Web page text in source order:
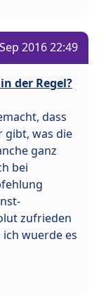
2016 22:49
der Regel?
dass
gibt, was die
ganz
bei
zufrieden
wuerde es